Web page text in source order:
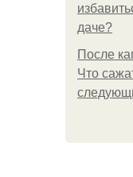
даче?
После
Что